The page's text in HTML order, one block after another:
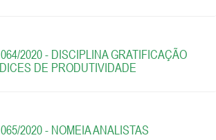
2020 - DISCIPLINA GRATIFICAÇÃO
DE PRODUTIVIDADE
2020 - NOMEIA ANALISTAS